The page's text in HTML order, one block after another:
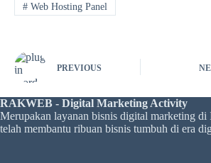
#Web Hosting Panel
PREVIOUS
RAKWEB - Digital Marketing Activity
Merupakan layanan bisnis digital marketing di
telah membantu ribuan bisnis tumbuh di era